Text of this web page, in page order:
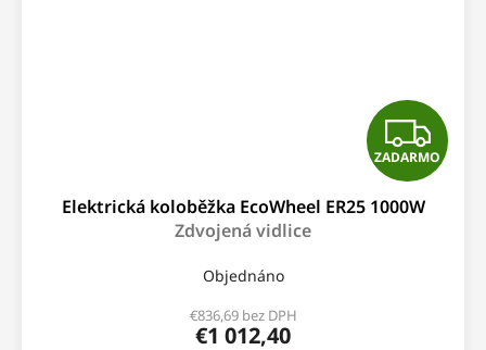
Z
A
ZADARMO
Elektrická koloběžka EcoWheel ER25 1000W
Zdvojená vidlice
Objednáno
€836,69 bez DPH
€1 012,40